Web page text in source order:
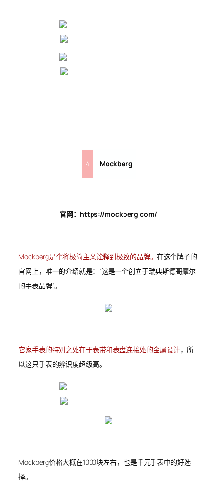
4 Mockberg
官网：https://mockberg.com/
Mockberg是个将极简主义诠释到极致的品牌。 在这个牌子的
官网上，唯一的介绍就是：“这是一个创立于瑞典斯德哥摩尔
的手表品牌”。
它家手表的特别之处在于表带和表盘连接处的金属设计，所
以这只手表的辨识度超级高。
Mockberg价格大概在1000块左右，也是千元手表中的好选
择。